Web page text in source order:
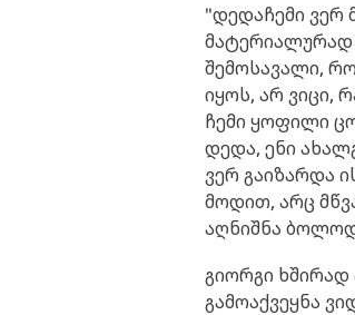
"დედაჩემი ვერ
მატერიალურად
შემოსავალი,
იყოს, არ ვიცი,
ჩემი ყოფილი
დედა, ენი
ვერ გაიზარდა
მოდით, არც
აღნიშნა
გიორგი ხშირად
გამოაქვეყნა